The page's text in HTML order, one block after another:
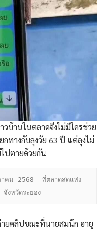
วบ้านในตลาดจึงไม่มีใครช่วย
ทางกับลุงวัย 63 ปี แต่ลุงไม่
ไปตายด้วยกัน
คม 2568  ที่ตลาดสดแห่ง
งหวัดระยอง
ยคลิปขณะที่นายสมนึก อายุ